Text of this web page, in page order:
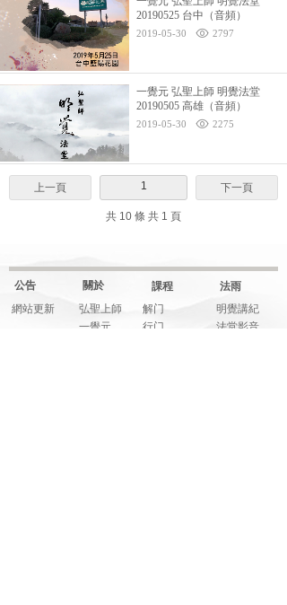
20190525 台中（音頻）
2019-05-30 2797
一覺元 弘聖上師 明覺法堂
20190505 高雄（音頻）
2019-05-30 2275
上一頁 1 下一頁
共 10 條 共 1 頁
網站更新
關於
公告 課程
弘聖上師
一覺元
解门
行门
法雨
明覺講紀
法堂影音